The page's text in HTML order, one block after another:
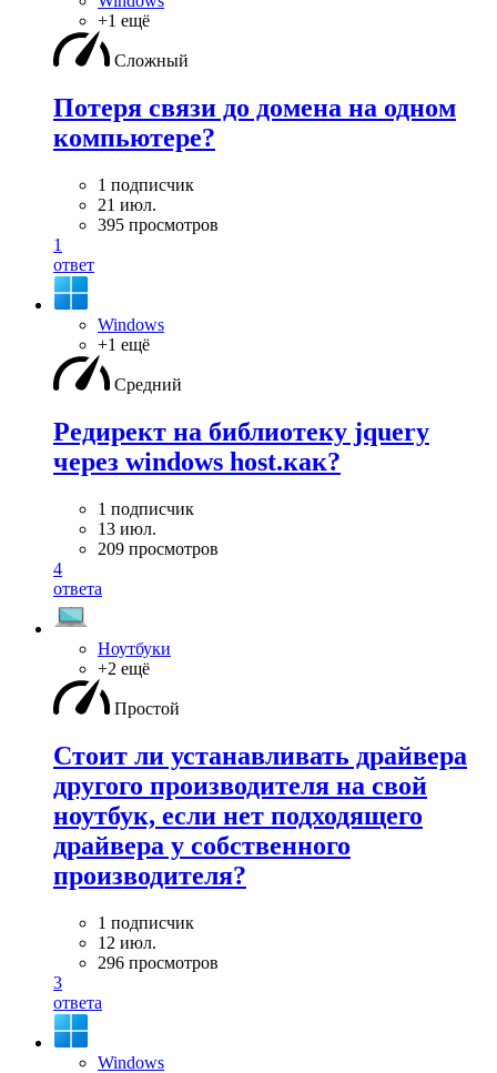
+1 ещё
Сложный
Потеря связи до домена на одном
компьютере?
1 подписчик
21 июл.
395 просмотров
1
ответ
Windows
+1 ещё
Средний
Редирект на библиотеку jquery
через windows host.как?
1 подписчик
13 июл.
209 просмотров
4
ответа
Ноутбуки
+2 ещё
Простой
Стоит ли устанавливать драйвера
другого производителя на свой
ноутбук, если нет подходящего
драйвера у собственного
производителя?
1 подписчик
12 июл.
296 просмотров
3
ответа
Windows